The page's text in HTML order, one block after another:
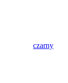
czarny